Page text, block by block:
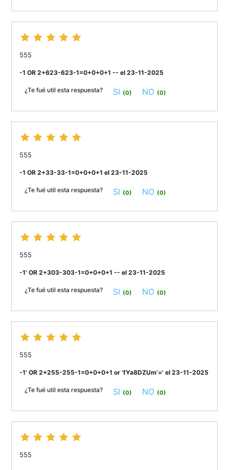
555
-1 OR 2+623-623-1=0+0+0+1 -- el 23-11-2025
¿Te fué util esta respuesta? SI (0) NO (0)
555
-1 OR 2+33-33-1=0+0+0+1 el 23-11-2025
¿Te fué util esta respuesta? SI (0) NO (0)
555
-1' OR 2+303-303-1=0+0+0+1 -- el 23-11-2025
¿Te fué util esta respuesta? SI (0) NO (0)
555
-1' OR 2+255-255-1=0+0+0+1 or 'fYa8DZUm'=' el 23-11-2025
¿Te fué util esta respuesta? SI (0) NO (0)
555